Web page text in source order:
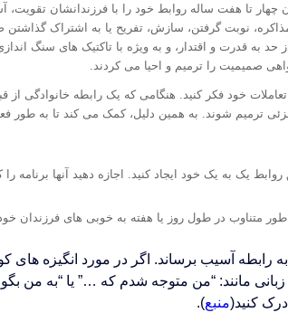
تا هفت ساله روابط خود را با فرزندانشان تقویت،
مذاکره، نوبت گرفتن، سازش، تفریح ​​یا به اشتراک
به قدرت و اقتدار، و به ویژه با تاکتیک های سنگ
صمیمیت را ترمیم و احیا می کردند.
خود فکر کنید. هنگامی که یک رابطه خانوادگی از
شوند. به همین دلیل، کمک می کند تا به طور
یک به یک خود ایجاد کنید. اجازه دهید آنها برنامه
متناوب در طول روز یا هفته به خوبی های فرزندان خود
آسیب برساند. اگر در مورد انگیزه های
مانند: “من متوجه شدم که …” یا “به من بگو
کنید(منبع).